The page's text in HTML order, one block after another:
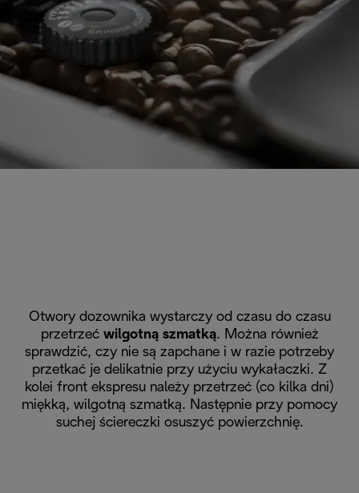
Otwory dozownika wystarczy od czasu do czasu
przetrzećwilgotną szmatką. Można również
sprawdzić, czy nie są zapchane i w razie potrzeby
przetkać je delikatnie przy użyciu wykałaczki. Z
kolei front ekspresu należy przetrzeć (co kilka dni)
miękką, wilgotną szmatką. Następnie przy pomocy
suchej ściereczki osuszyć powierzchnię.